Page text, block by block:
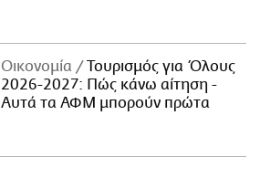
Οικονομία
Τουρισμός για Όλους
2026-2027: Πώς κάνω αίτηση -
Αυτά τα ΑΦΜ μπορούν πρώτα